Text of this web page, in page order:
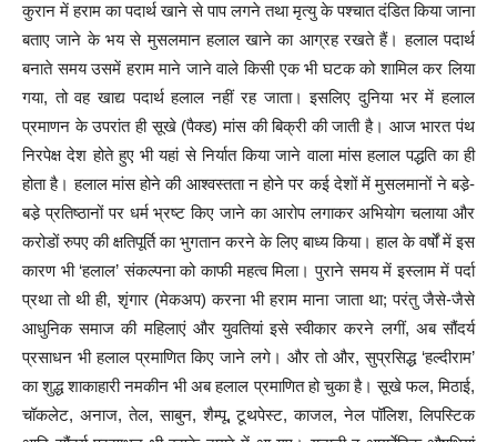
कुरान में हराम का पदार्थ खाने से पाप लगने तथा मृत्यु के पश्चात दंडित किया जाना
बताए जाने के भय से मुसलमान हलाल खाने का आग्रह रखते हैं। हलाल पदार्थ
बनाते समय उसमें हराम माने जाने वाले किसी एक भी घटक को शामिल कर लिया
गया, तो वह खाद्य पदार्थ हलाल नहीं रह जाता। इसलिए दुनिया भर में हलाल
प्रमाणन के उपरांत ही सूखे (पैक्ड) मांस की बिक्री की जाती है। आज भारत पंथ
निरपेक्ष देश होते हुए भी यहां से निर्यात किया जाने वाला मांस हलाल पद्धति का ही
होता है। हलाल मांस होने की आश्वस्तता न होने पर कई देशों में मुसलमानों ने बडे़-
बडे़ प्रतिष्ठानों पर धर्म भ्रष्ट किए जाने का आरोप लगाकर अभियोग चलाया और
करोडों रुपए की क्षतिपूर्ति का भुगतान करने के लिए बाध्य किया। हाल के वर्षों में इस
कारण भी ‘हलाल’ संकल्पना को काफी महत्व मिला। पुराने समय में इस्लाम में पर्दा
प्रथा तो थी ही, शृंगार (मेकअप) करना भी हराम माना जाता था; परंतु जैसे-जैसे
आधुनिक समाज की महिलाएं और युवतियां इसे स्वीकार करने लगीं, अब सौंदर्य
प्रसाधन भी हलाल प्रमाणित किए जाने लगे। और तो और, सुप्रसिद्ध ‘हल्दीराम’
का शुद्ध शाकाहारी नमकीन भी अब हलाल प्रमाणित हो चुका है। सूखे फल, मिठाई,
चॉकलेट, अनाज, तेल, साबुन, शैम्पू, टूथपेस्ट, काजल, नेल पॉलिश, लिपस्टिक